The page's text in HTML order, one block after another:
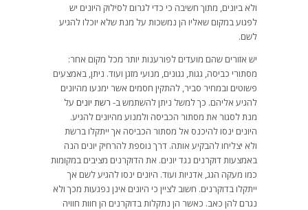
ולא ביונים, מתוך חשיבה כי כדי לגרום לסילוק היונים יש
לפגוע במקום שאליו הן נמשכות על מנת שלא יוכלו להגיע
לשם.
יש אזורים שהם מועדים לפורענות יותר מכל מקום אחר:
מסתורי כביסה, גגות, גגונים, מנועי מזגן ועוד. ניתן, באמצעים
פשוטים ובמחיר סביר, להתקין חסמים אשר ימנעו מהיונים
להגיע אליהם. כך למשל ניתן להשתמש ב- רשת יונים על
מנת לסגור את מסתור הכביסה ולמנוע מהיונים להגיע.
היונים ינסו להיכנס אל מסתור הכביסה אך ייתקלו ברשת
ולא יצליחו להבקיע אותה. דרך נוספת להרחיק יונים הנה
באמצעות דוקרנים נגד יונים. את הדוקרנים מציבים במקומות
כמו מעקה הגג, אדניות ועוד. היונים ינסו להגיע לשם אך
ייתקלו בדוקרנים. חשוב לציין כי היונים אינן נפגעות מכך ולא
נגרם להן כאב. כאשר הן נתקלות בדוקרנים הן חוות חוויה